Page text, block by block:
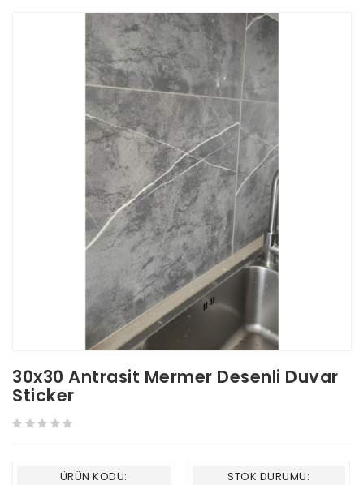
30x30 Antrasit Mermer Desenli Duvar
Sticker
ÜRÜN KODU: STOK DURUMU: